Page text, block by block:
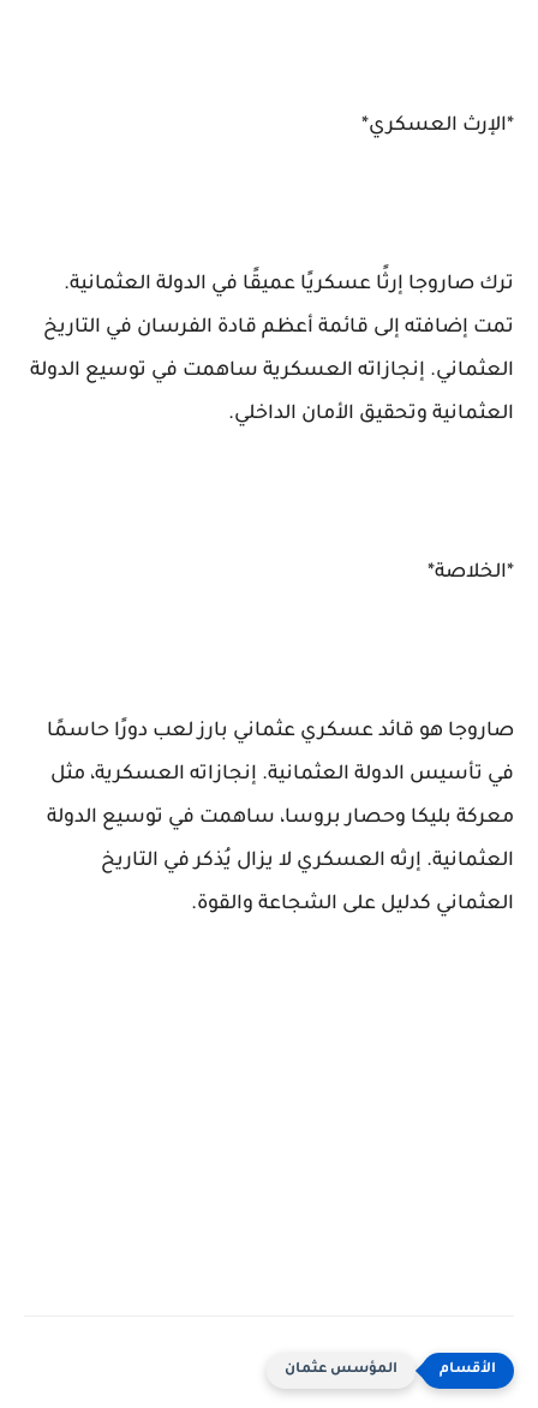
*الإرث العسكري*
ترك صاروجا إرثًا عسكريًا عميقًا في الدولة العثمانية.
تمت إضافته إلى قائمة أعظم قادة الفرسان في التاريخ
العثماني. إنجازاته العسكرية ساهمت في توسيع الدولة
العثمانية وتحقيق الأمان الداخلي.
*الخلاصة*
صاروجا هو قائد عسكري عثماني بارز لعب دورًا حاسمًا
في تأسيس الدولة العثمانية. إنجازاته العسكرية، مثل
معركة بليكا وحصار بروسا، ساهمت في توسيع الدولة
العثمانية. إرثه العسكري لا يزال يُذكر في التاريخ
العثماني كدليل على الشجاعة والقوة.
المؤسس عثمان